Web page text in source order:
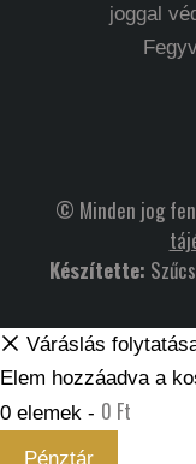
joggal
© Minden jog
Készítette:
Váráslás
Elem hozzáadva a
0 elemek - 0 Ft
Pénztár